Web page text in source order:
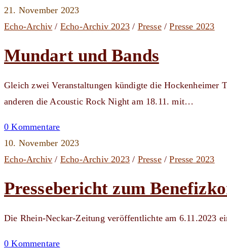
21. November 2023
Echo-Archiv / Echo-Archiv 2023 / Presse/Presse 2023
Mundart und Bands
Gleich zwei Veranstaltungen kündigte die Hockenheimer
anderen die Acoustic Rock Night am 18.11. mit…
0 Kommentare
10. November 2023
Echo-Archiv / Echo-Archiv 2023 / Presse/Presse 2023
Pressebericht zum
Die Rhein-Neckar-Zeitung veröffentlichte am 6.11.2023
0 Kommentare